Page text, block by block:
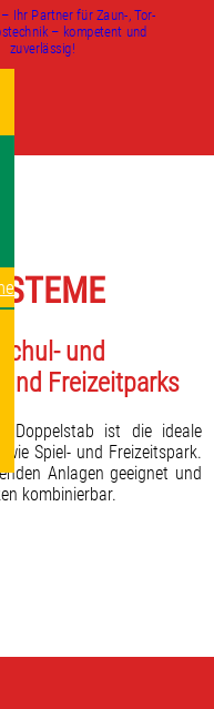
und
Freizeitparks
Doppelstab ist die ideale
Spiel- und Freizeitspark.
Anlagen geeignet und
kombinierbar.